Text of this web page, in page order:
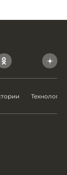
Технологии